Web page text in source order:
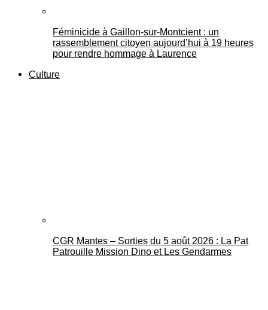
Féminicide à Gaillon‑sur‑Montcient : un
rassemblement citoyen aujourd’hui à 19 heures
pour rendre hommage à Laurence
Culture
CGR Mantes – Sorties du 5 août 2026 : La Pat
Patrouille Mission Dino et Les Gendarmes